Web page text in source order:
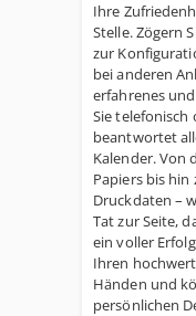
Ihre
Stelle. Zögern
zur
bei anderen
erfahrenes
Sie telefonisch
beantwortet
Kalender. Von
Papiers bis
Druckdaten –
Tat zur Seite,
ein voller
Ihren
Händen und
persönlichen